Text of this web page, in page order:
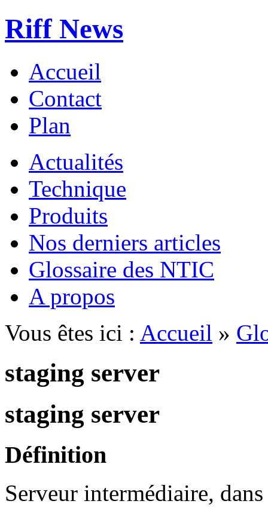
Riff News
Accueil
Contact
Plan
Actualités
Technique
Produits
Nos derniers articles
Glossaire des NTIC
A propos
Vous êtes ici : Accueil »
staging server
staging server
Définition
Serveur intermédiaire,